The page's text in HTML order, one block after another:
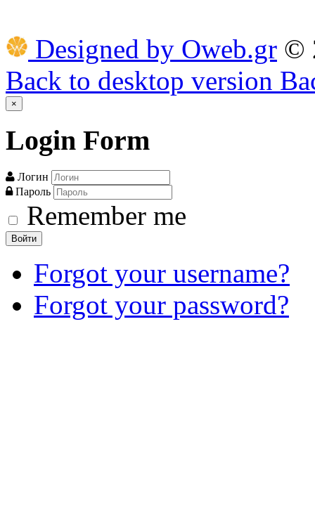
Designed by Oweb.gr ©
Back to desktop version
×
Login Form
Логин
Пароль
Remember me
Войти
Forgot your username?
Forgot your password?